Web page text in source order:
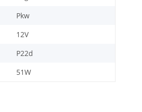
Pkw
12V
P22d
51W